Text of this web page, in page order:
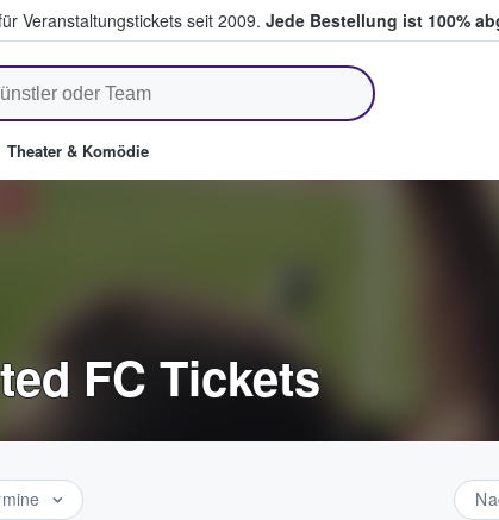
Veranstaltungstickets seit 2009. Jede Bestellung ist 100%
kaufen & verkaufen
Theater & Komödie
FC Tickets